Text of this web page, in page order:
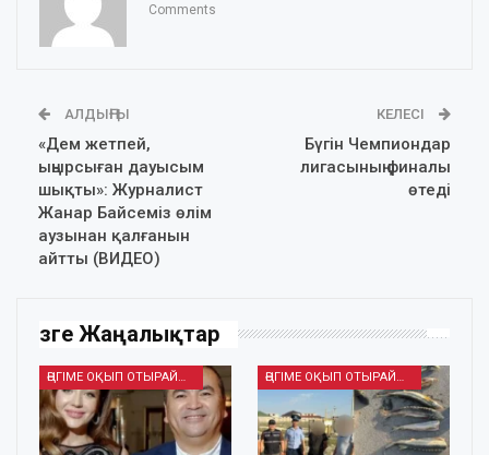
Comments
АЛДЫҢҒЫ
«Дем жетпей,
ыңырсыған дауысым
шықты»: Журналист
Жанар Байсеміз өлім
аузынан қалғанын
айтты (ВИДЕО)
КЕЛЕСІ
Бүгін Чемпиондар
лигасының финалы
өтеді
Өзге Жаңалықтар
ӘҢГІМЕ ОҚЫП ОТЫРАЙЫҚ ӘҢГІМЕ ОҚЫП ОТЫРАЙЫҚ